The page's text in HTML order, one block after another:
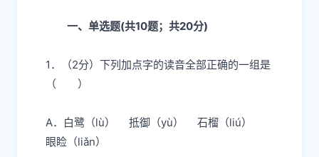
一、单选题(共10题；共20分)
1．（2分） 下列加点字的读音全部正确的一组是
（ ）
A．白鹭 （lù） 抵御 （yù） 石榴 （liú）
眼睑 （liǎn）